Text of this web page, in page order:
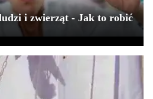
i zwierząt - Jak to robić